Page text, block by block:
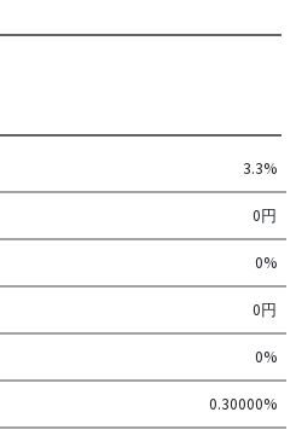
3.3%
0円
0%
0円
0%
0.30000%